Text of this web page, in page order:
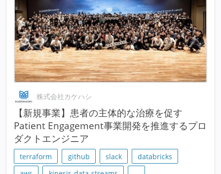
株式会社カケハシ
【新規事業】患者の主体的な治療を促す
Patient Engagement事業開発を推進するプロ
ダクトエンジニア
terraform github slack
databricks